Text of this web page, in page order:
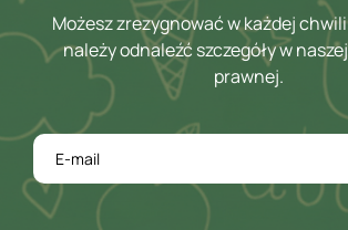
Możesz zrezygnować w każdej
należy odnaleźć szczegóły w
prawnej.